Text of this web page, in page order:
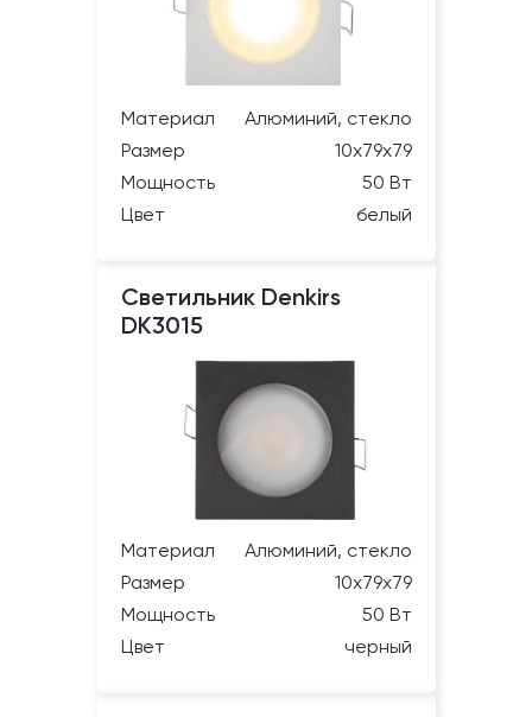
Материал
Алюминий, стекло
Размер
10х79х79
Мощность
50 Вт
Цвет
белый
Светильник Denkirs
DK3015
Материал
Алюминий, стекло
Размер
10х79х79
Мощность
50 Вт
Цвет
черный